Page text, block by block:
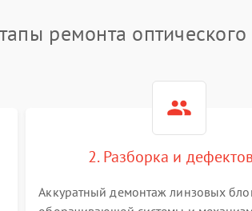
перенапряжения
60 мин
Неисправность системы защиты от
Неисправность системы защиты от
Поломка системы защиты от
ремонта
2. Разборка и
Аккуратный демонтаж линзовых